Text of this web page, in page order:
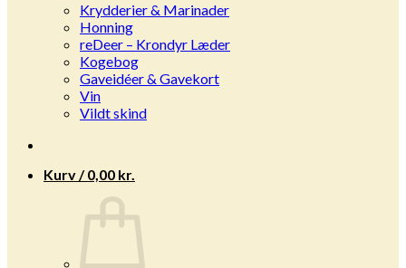
Krydderier & Marinader
Honning
reDeer – Krondyr Læder
Kogebog
Gaveidéer & Gavekort
Vin
Vildt skind
Kurv /0,00 kr.